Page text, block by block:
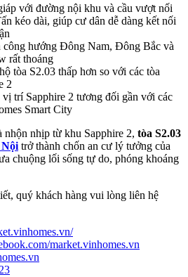
với đường nội khu và cầu vượt nối
kéo dài, giúp cư dân dễ dàng kết nối
công hướng Đông Nam, Đông Bắc và
rất thoáng
tòa S2.03 thấp hơn so với các tòa
2
trí Sapphire 2 tương đối gần với các
Smart City
nhịp từ khu Sapphire 2, tòa S2.03
trở thành chốn an cư lý tưởng của
chuộng lối sống tự do, phóng khoáng
quý khách hàng vui lòng liên hệ
market.vinhomes.vn